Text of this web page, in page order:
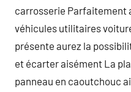
carrosserie Parfaitement
véhicules utilitaires
présente aurez la
et écarter aisément La
panneau en caoutchouc